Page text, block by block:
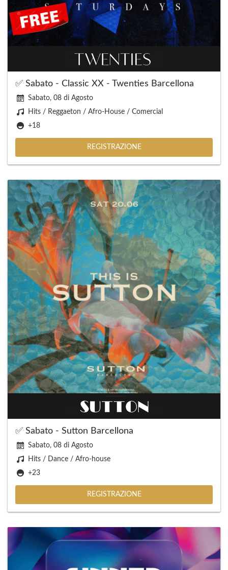
✅ Sabato - Classic XX - Twenties Barcellona
Sabato, 08 di Agosto
Hits / Reggaeton / Afro-House / Comercial
+18
REGISTRAZIONE
✅ Sabato - Sutton Barcellona
Sabato, 08 di Agosto
Hits / Dance / Afro-house
+23
REGISTRAZIONE